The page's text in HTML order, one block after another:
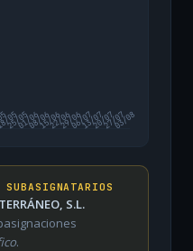
05
25/0501/0608/0615/0622/0629/0606/0713/0720/0727/07
03/08
S.L.
.